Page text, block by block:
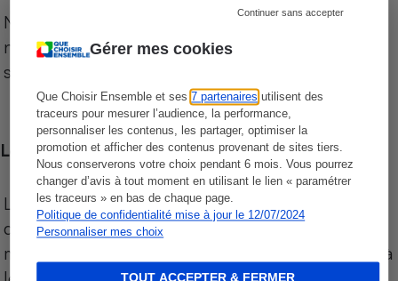
Gérer mes cookies
Que Choisir Ensemble et ses7 partenaires utilisent des
traceurs pour mesurer l’audience, la performance,
personnaliser les contenus, les partager, optimiser la
promotion et afficher des contenus provenant de sites tiers.
Nous conserverons votre choix pendant 6 mois. Vous pourrez
changer d’avis à tout moment en utilisant le lien « paramétrer
les traceurs » en bas de chaque page.
Politique de confidentialité mise à jour le 12/07/2024
Personnaliser mes choix
Continuer sans accepter
TOUT ACCEPTER & FERMER
Notre comparateur de supermarchés propose le
niveau de prix des supermarchés, géolocalisés
sur le territoire français.
Les comparaisons de prix
Les comparaisons sont réalisées sur l’ensemble
des produits des magasins. Les produits de
marques de distributeurs (MDD) sont comparés à